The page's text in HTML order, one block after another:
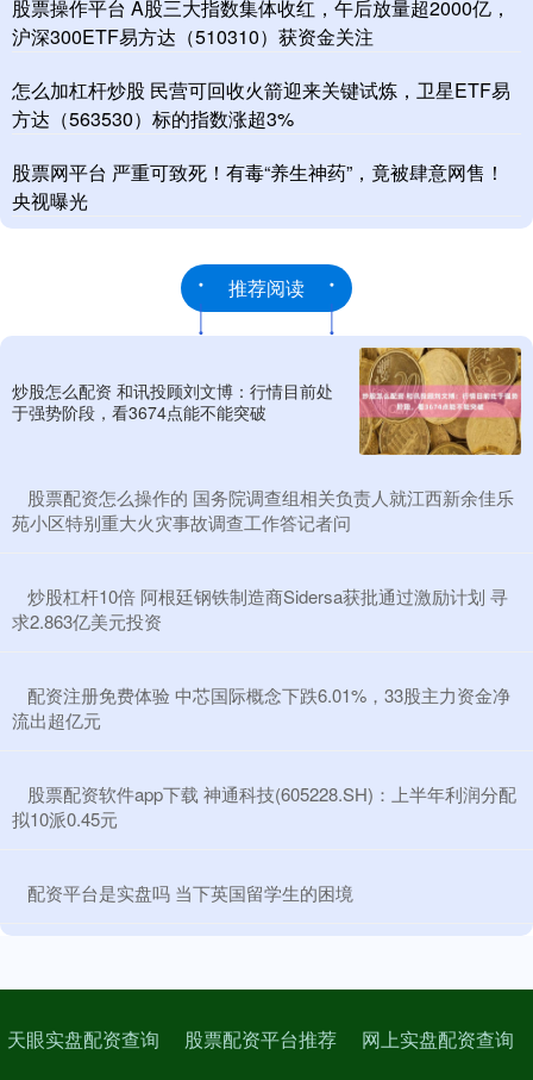
股票操作平台 A股三大指数集体收红，午后放量超2000亿，
沪深300ETF易方达（510310）获资金关注
怎么加杠杆炒股 民营可回收火箭迎来关键试炼，卫星ETF易
方达（563530）标的指数涨超3%
股票网平台 严重可致死！有毒“养生神药”，竟被肆意网售！
央视曝光
推荐阅读
炒股怎么配资 和讯投顾刘文博：行情目前处
于强势阶段，看3674点能不能突破
​股票配资怎么操作的 国务院调查组相关负责人就江西新余佳乐
苑小区特别重大火灾事故调查工作答记者问
​炒股杠杆10倍 阿根廷钢铁制造商Sidersa获批通过激励计划 寻
求2.863亿美元投资
​配资注册免费体验 中芯国际概念下跌6.01%，33股主力资金净
流出超亿元
​股票配资软件app下载 神通科技(605228.SH)：上半年利润分配
拟10派0.45元
​配资平台是实盘吗 当下英国留学生的困境
天眼实盘配资查询 股票配资平台推荐 网上实盘配资查询